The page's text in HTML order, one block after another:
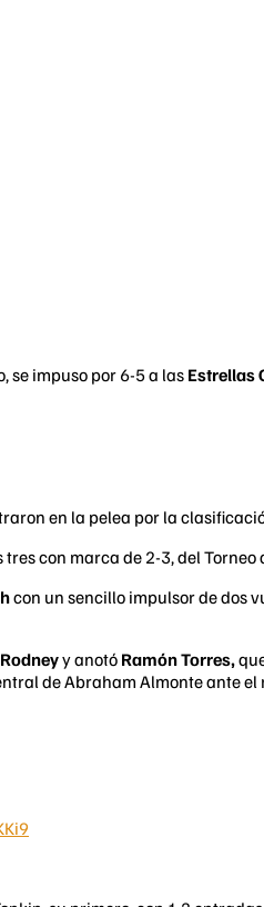
se impuso por 6-5 a las Estrellas
en la pelea por la
con marca de 2-3, del
con un sencillo impulsor de dos
y anotó Ramón Torres,
de Abraham Almonte ante